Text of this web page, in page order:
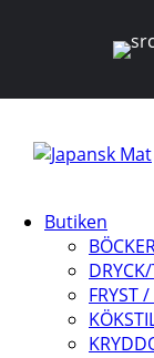
Butiken
FRYST